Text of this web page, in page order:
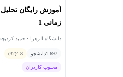
آموزش رایگان
زمانی 1
دانشگاه الزهرا • حمید
1,697دانشجو 4.8
(32)
محبوب کاربران